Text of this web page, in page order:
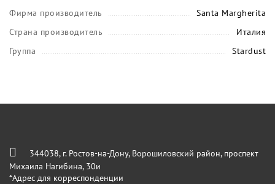
Фирма производитель
Santa Margherita
Страна производитель
Италия
Группа
Stardust
344038, г. Ростов-на-Дону, Ворошиловский район, проспект
Михаила Нагибина, 30и
*Адрес для корреспонденции